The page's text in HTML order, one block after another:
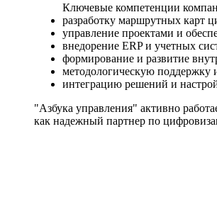
Ключевые компетенции
разработку маршрутных карт
управление проектами и
внедорение ERP и учетных
формирование и развитие
методологическую поддержку
интеграцию решений и
"Азбука управления" активно
как надежный партнер по